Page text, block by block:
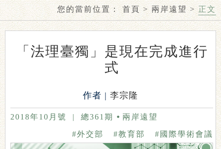
您的當前位置：首頁>兩岸遠望>正文
「法理臺獨」是現在完成進行
式
作者 | 李宗隆
2018年10月號 | 總361期 兩岸遠望
#國際學術會議
#教育部
#外交部